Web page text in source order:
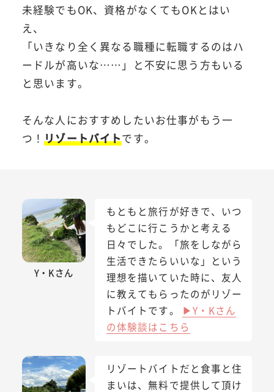
未経験でもOK、資格がなくてもOKとはい
え、
「いきなり全く異なる職種に転職するのはハ
ードルが高いな……」と不安に思う方もいる
と思います。
そんな人におすすめしたいお仕事がもう一
つ！リゾートバイトです。
Y・Kさん
もともと旅行が好きで、いつ
もどこに行こうかと考える
日々でした。「旅をしながら
生活できたらいいな」という
理想を描いていた時に、友人
に教えてもらったのがリゾー
トバイトです。
▶Y・Kさん
の体験談はこちら
リゾートバイトだと食事と住
まいは、無料で提供して頂け